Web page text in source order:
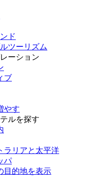
ド
ツーリズム
ーション
ブ
やす
ルを探す
ラリアと太平洋
パ
目的地を表示